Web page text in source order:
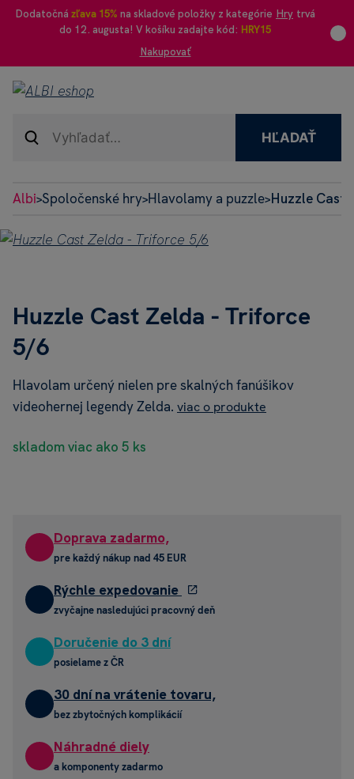
Dodatočná zľava 15% na skladové položky z kategórie Hry trvá
do 12. augusta! V košíku zadajte kód: HRY15
Nakupovať
HĽADAŤ
Albi>Spoločenské hry>Hlavolamy a puzzle>Huzzle Cast
Huzzle Cast Zelda - Triforce
5/6
Hlavolam určený nielen pre skalných fanúšikov
videohernej legendy Zelda. viac o produkte
skladom viac ako 5 ks
Doprava zadarmo,
pre každý nákup nad 45 EUR
Rýchle expedovanie
zvyčajne nasledujúci pracovný deň
Doručenie do 3 dní
posielame z ČR
30 dní na vrátenie tovaru,
bez zbytočných komplikácií
Náhradné diely
a komponenty zadarmo